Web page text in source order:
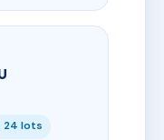
24 lots